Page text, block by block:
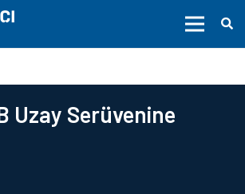
Uzay Serüvenine